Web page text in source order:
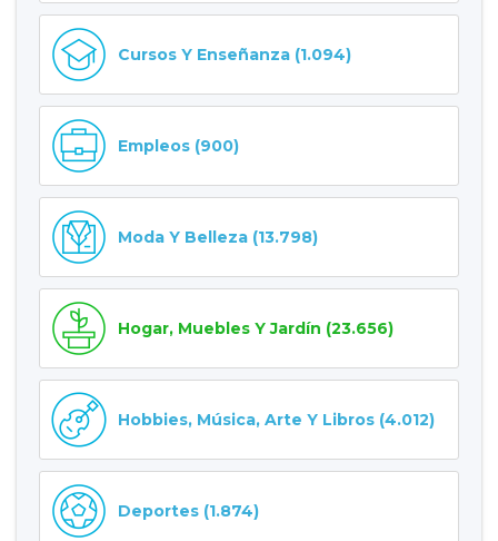
Cursos Y Enseñanza (1.094)
Empleos (900)
Moda Y Belleza (13.798)
Hogar, Muebles Y Jardín (23.656)
Hobbies, Música, Arte Y Libros (4.012)
Deportes (1.874)